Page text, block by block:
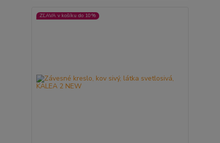
ZĽAVA v košíku do 10%